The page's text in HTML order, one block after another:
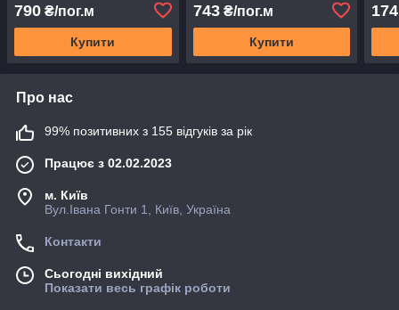
790 ₴/пог.м
Купити
743₴/пог.м
Купити
174
Про нас
99% позитивних з 155 відгуків за рік
Працює з 02.02.2023
м. Київ
Вул.Івана Гонти 1, Київ, Україна
Контакти
Сьогодні вихідний
Показати весь графік роботи